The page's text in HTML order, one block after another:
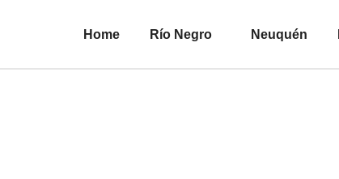
Home Río Negro Neuquén